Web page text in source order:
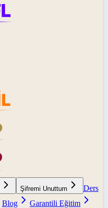
Şifremi Unuttum
Ders
Blog
Garantili Eğitim